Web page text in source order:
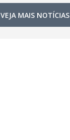
VEJA MAIS NOTÍCIAS